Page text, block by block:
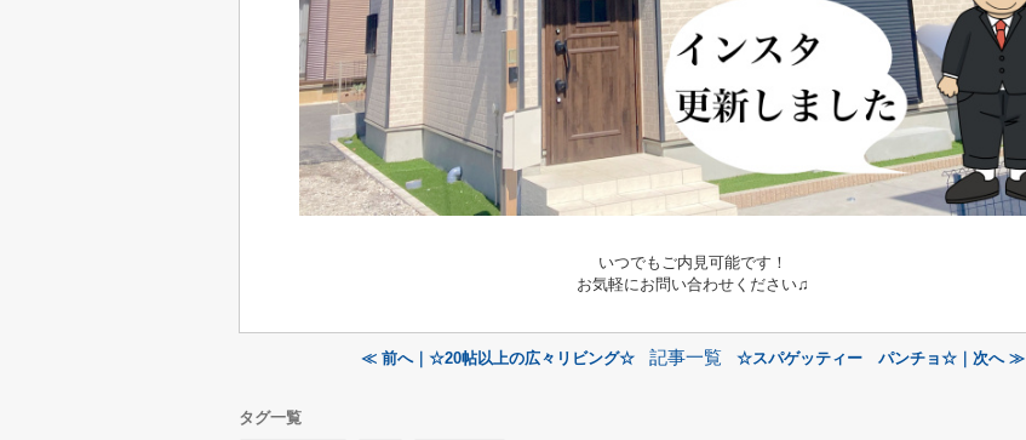
いつでもご内見可能です！
お気軽にお問い合わせください♫
≪ 前へ｜☆20帖以上の広々リビング☆ 記事一覧 ☆スパゲッティー パンチョ☆｜次へ ≫
タグ一覧